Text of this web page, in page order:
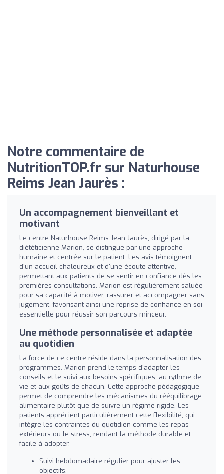
Notre commentaire de
NutritionTOP.fr sur Naturhouse
Reims Jean Jaurès :
Un accompagnement bienveillant et
motivant
Le centre Naturhouse Reims Jean Jaurès, dirigé par la
diététicienne Marion, se distingue par une approche
humaine et centrée sur le patient. Les avis témoignent
d'un accueil chaleureux et d'une écoute attentive,
permettant aux patients de se sentir en confiance dès les
premières consultations. Marion est régulièrement saluée
pour sa capacité à motiver, rassurer et accompagner sans
jugement, favorisant ainsi une reprise de confiance en soi
essentielle pour réussir son parcours minceur.
Une méthode personnalisée et adaptée
au quotidien
La force de ce centre réside dans la personnalisation des
programmes. Marion prend le temps d'adapter les
conseils et le suivi aux besoins spécifiques, au rythme de
vie et aux goûts de chacun. Cette approche pédagogique
permet de comprendre les mécanismes du rééquilibrage
alimentaire plutôt que de suivre un régime rigide. Les
patients apprécient particulièrement cette flexibilité, qui
intègre les contraintes du quotidien comme les repas
extérieurs ou le stress, rendant la méthode durable et
facile à adopter.
Suivi hebdomadaire régulier pour ajuster les
objectifs.